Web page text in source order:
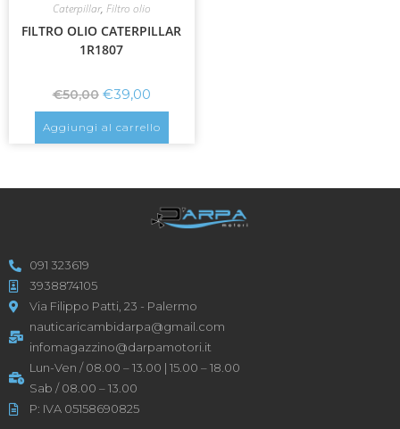
Caterpillar, Filtro olio
FILTRO OLIO CATERPILLAR
1R1807
€50,00 €39,00
Aggiungi al carrello
091 323619
3938874105
Via Filippo Patti, 23 - Palermo
nauticaricambidarpa@gmail.com
infomagazzino@darpamotori.it
Lun-Ven / 08.00 – 13.00 | 15.00 – 18.00
Sab / 08.00 – 13.00
P: IVA 05158690825